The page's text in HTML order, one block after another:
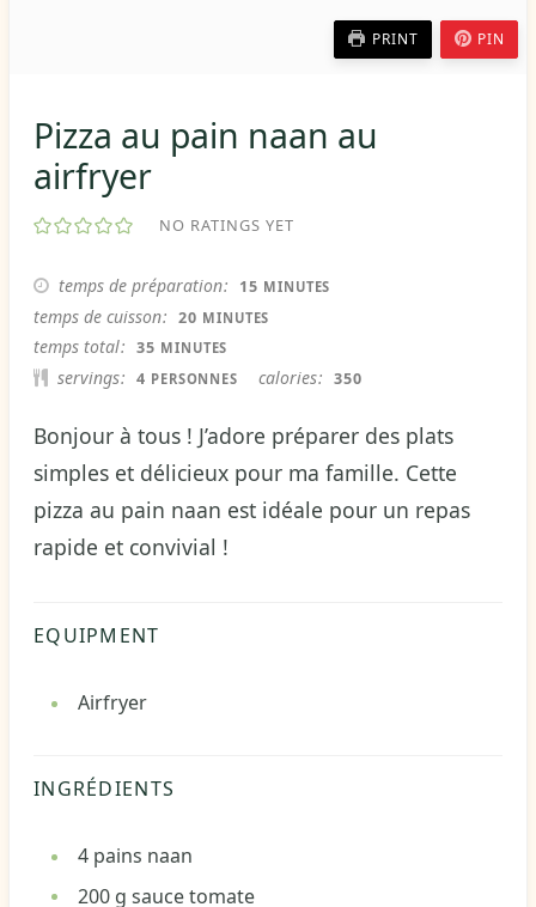
PRINT PIN
Pizza au pain naan au
airfryer
NO RATINGS YET
temps de préparation 15 MINUTES
MINUTES
temps de cuisson 20 MINUTES
MINUTES
temps total 35 MINUTES
MINUTES
servings 4 PERSONNES calories 350
Bonjour à tous ! J’adore préparer des plats
simples et délicieux pour ma famille. Cette
pizza au pain naan est idéale pour un repas
rapide et convivial !
EQUIPMENT
Airfryer
INGRÉDIENTS
4 pains naan
200 g sauce tomate